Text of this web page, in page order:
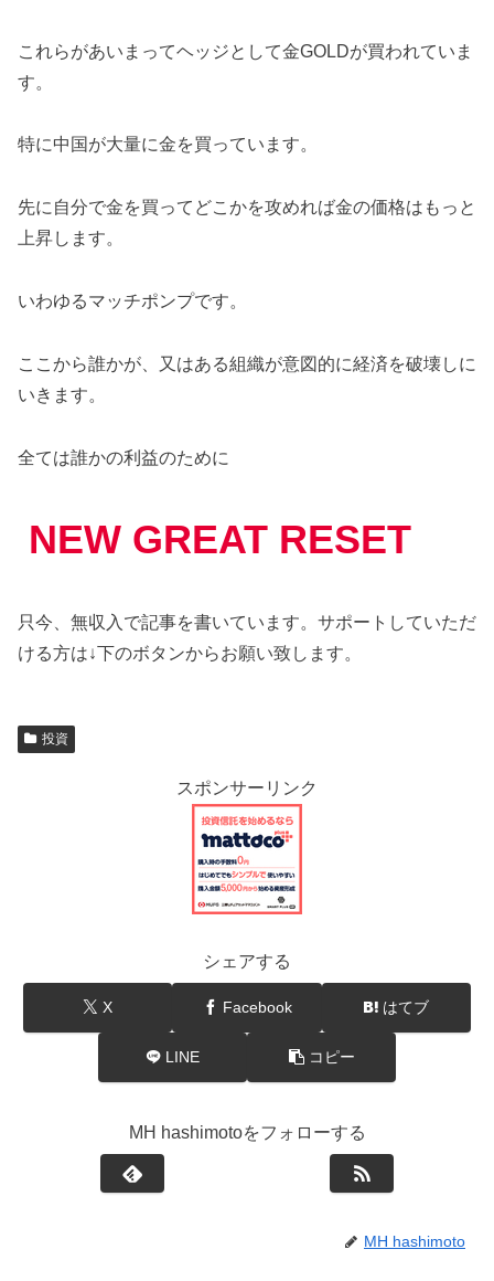
これらがあいまってヘッジとして金GOLDが買われていま
す。
特に中国が大量に金を買っています。
先に自分で金を買ってどこかを攻めれば金の価格はもっと
上昇します。
いわゆるマッチポンプです。
ここから誰かが、又はある組織が意図的に経済を破壊しに
いきます。
全ては誰かの利益のために
NEW GREAT RESET
只今、無収入で記事を書いています。サポートしていただ
ける方は↓下のボタンからお願い致します。
投資
スポンサーリンク
シェアする
X Facebook はてブ
LINE コピー
MH hashimotoをフォローする
MH hashimoto